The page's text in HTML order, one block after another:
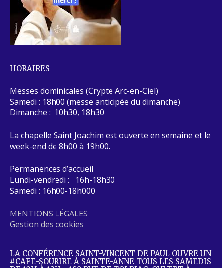
HORAIRES
Messes dominicales (Crypte Arc-en-Ciel)
Samedi : 18h00 (messe anticipée du dimanche)
Dimanche : 10h30, 18h30
La chapelle Saint Joachim est ouverte en semaine et le
week-end de 8h00 à 19h00.
Permanences d’accueil
Lundi-vendredi : 16h-18h30
Samedi : 16h00-18h000
MENTIONS LÉGALES
Gestion des cookies
LA CONFÉRENCE SAINT-VINCENT DE PAUL OUVRE UN
#CAFE-SOURIRE À SAINTE-ANNE TOUS LES SAMEDIS